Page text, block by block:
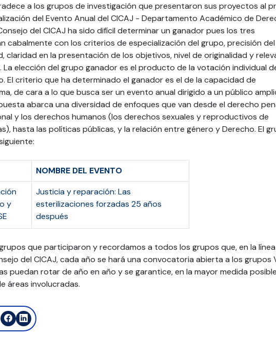
a los grupos de investigación que presentaron sus proyectos al
del Evento Anual del CICAJ - Departamento Académico de
del CICAJ ha sido difícil determinar un ganador pues los tres
cabalmente con los criterios de especialización del grupo, precisión
claridad en la presentación de los objetivos, nivel de originalidad y
elección del grupo ganador es el producto de la votación individual
El criterio que ha determinado el ganador es el de la capacidad de
de cara a lo que busca ser un evento anual dirigido a un público
abarca una diversidad de enfoques que van desde el derecho
y los derechos humanos (los derechos sexuales y reproductivos de
hasta las políticas públicas, y la relación entre género y Derecho. El
NOMBRE DEL EVENTO
y
Justicia y reparación: Las
esterilizaciones forzadas 25 años
después
que participaron y recordamos a todos los grupos que, en la
del CICAJ, cada año se hará una convocatoria abierta a los grupos
puedan rotar de año en año y se garantice, en la mayor medida
áreas involucradas.